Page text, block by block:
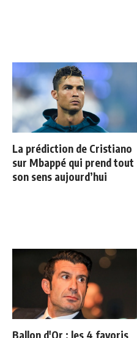
La prédiction de Cristiano
sur Mbappé qui prend tout
son sens aujourd’hui
Ballon d'Or : les 4 favoris